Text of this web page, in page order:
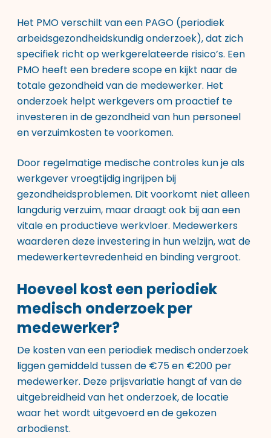
Het PMO verschilt van een PAGO (periodiek
arbeidsgezondheidskundig onderzoek), dat zich
specifiek richt op werkgerelateerde risico’s. Een
PMO heeft een bredere scope en kijkt naar de
totale gezondheid van de medewerker. Het
onderzoek helpt werkgevers om proactief te
investeren in de gezondheid van hun personeel
en verzuimkosten te voorkomen.
Door regelmatige medische controles kun je als
werkgever vroegtijdig ingrijpen bij
gezondheidsproblemen. Dit voorkomt niet alleen
langdurig verzuim, maar draagt ook bij aan een
vitale en productieve werkvloer. Medewerkers
waarderen deze investering in hun welzijn, wat de
medewerkertevredenheid en binding vergroot.
Hoeveel kost een periodiek
medisch onderzoek per
medewerker?
De kosten van een periodiek medisch onderzoek
liggen gemiddeld tussen de €75 en €200 per
medewerker. Deze prijsvariatie hangt af van de
uitgebreidheid van het onderzoek, de locatie
waar het wordt uitgevoerd en de gekozen
arbodienst.